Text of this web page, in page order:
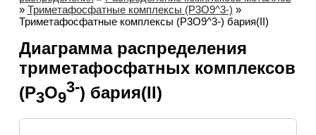
» Триметафосфатные комплексы (P3O9^3-) »
Триметафосфатные комплексы (P3O9^3-) бария(II)
Диаграмма распределения
триметафосфатных комплексов
(P3O9
3-) бария(II)